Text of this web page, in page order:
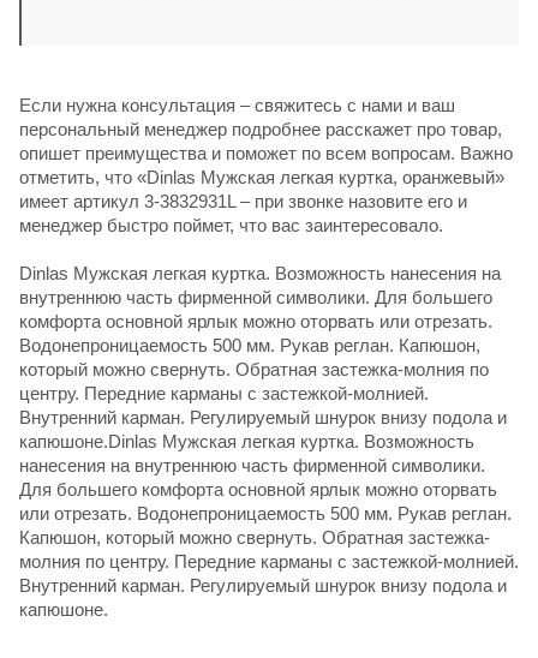
Если нужна консультация – свяжитесь с нами и ваш
персональный менеджер подробнее расскажет про товар,
опишет преимущества и поможет по всем вопросам. Важно
отметить, что «Dinlas Мужская легкая куртка, оранжевый»
имеет артикул 3-3832931L – при звонке назовите его и
менеджер быстро поймет, что вас заинтересовало.
Dinlas Мужская легкая куртка. Возможность нанесения на
внутреннюю часть фирменной символики. Для большего
комфорта основной ярлык можно оторвать или отрезать.
Водонепроницаемость 500 мм. Рукав реглан. Капюшон,
который можно свернуть. Обратная застежка-молния по
центру. Передние карманы с застежкой-молнией.
Внутренний карман. Регулируемый шнурок внизу подола и
капюшоне.Dinlas Мужская легкая куртка. Возможность
нанесения на внутреннюю часть фирменной символики.
Для большего комфорта основной ярлык можно оторвать
или отрезать. Водонепроницаемость 500 мм. Рукав реглан.
Капюшон, который можно свернуть. Обратная застежка-
молния по центру. Передние карманы с застежкой-молнией.
Внутренний карман. Регулируемый шнурок внизу подола и
капюшоне.